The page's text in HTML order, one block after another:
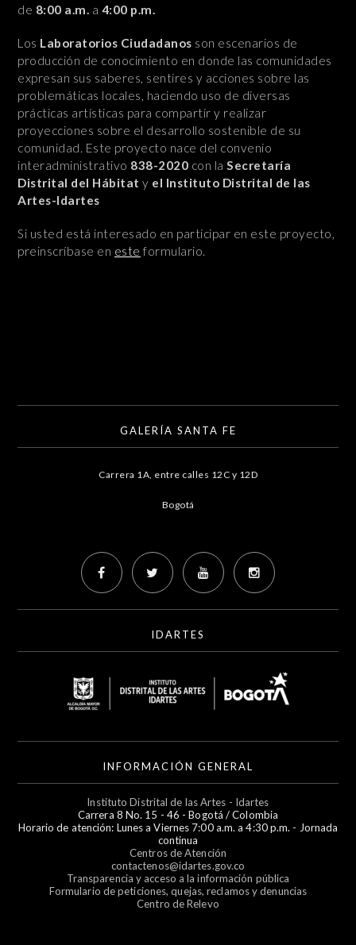
de 8:00 a.m. a 4:00 p.m.
Los Laboratorios Ciudadanos son escenarios de
producción de conocimiento en donde las comunidades
expresan sus saberes, sentires y acciones sobre las
problemáticas locales, haciendo uso de diversas
prácticas artísticas para compartir y realizar
proyecciones sobre el desarrollo sostenible de su
comunidad. Este proyecto nace del convenio
interadministrativo 838-2020 con laSecretaría
Distrital del Hábitaty el Instituto Distrital de las
Artes-Idartes
Si usted está interesado en participar en este proyecto,
preinscríbase en este formulario.
GALERÍA SANTA FE
Carrera 1A, entre calles 12C y 12D
Bogotá
IDARTES
INFORMACIÓN GENERAL
Instituto Distrital de las Artes - Idartes
Carrera 8 No. 15 - 46 - Bogotá / Colombia
Horario de atención: Lunes a Viernes 7:00 a.m. a 4:30 p.m. - Jornada
continua
Centros de Atención
contactenos@idartes.gov.co
Transparencia y acceso a la información pública
Formulario de peticiones, quejas, reclamos y denuncias
Centro de Relevo